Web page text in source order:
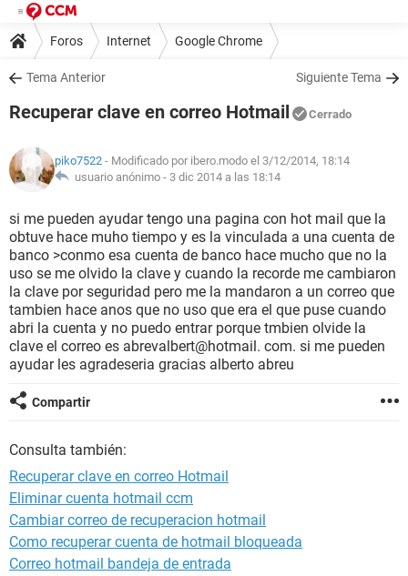
Foros Internet Google Chrome
Tema Anterior Siguiente Tema
Recuperar clave en correo Hotmail Cerrado
piko7522 - Modificado por ibero.modo el 3/12/2014, 18:14
usuario anónimo - 3 dic 2014 a las 18:14
si me pueden ayudar tengo una pagina con hot mail que la
obtuve hace muho tiempo y es la vinculada a una cuenta de
banco >conmo esa cuenta de banco hace mucho que no la
uso se me olvido la clave y cuando la recorde me cambiaron
la clave por seguridad pero me la mandaron a un correo que
tambien hace anos que no uso que era el que puse cuando
abri la cuenta y no puedo entrar porque tmbien olvide la
clave el correo es abrevalbert@hotmail. com. si me pueden
ayudar les agradeseria gracias alberto abreu
Compartir
Consulta también:
Recuperar clave en correo Hotmail
Eliminar cuenta hotmail ccm
Cambiar correo de recuperacion hotmail
Como recuperar cuenta de hotmail bloqueada
Correo hotmail bandeja de entrada